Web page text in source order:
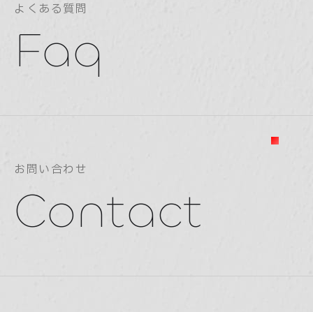
よくある質問
Faq
お問い合わせ
Contact